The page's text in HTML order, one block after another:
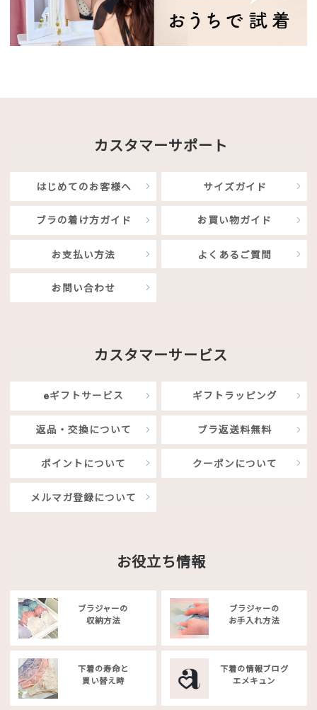
カスタマーサポート
はじめてのお客様へ サイズガイド
ブラの着け方ガイド お買い物ガイド
お支払い方法 よくあるご質問
お問い合わせ
カスタマーサービス
eギフトサービス ギフトラッピング
返品・交換について ブラ返送料無料
ポイントについて クーポンについて
メルマガ登録について
お役立ち情報
ブラジャーの
収納方法
ブラジャーの
お手入れ方法
下着の寿命と
買い替え時
下着の情報ブログ
エメキュン